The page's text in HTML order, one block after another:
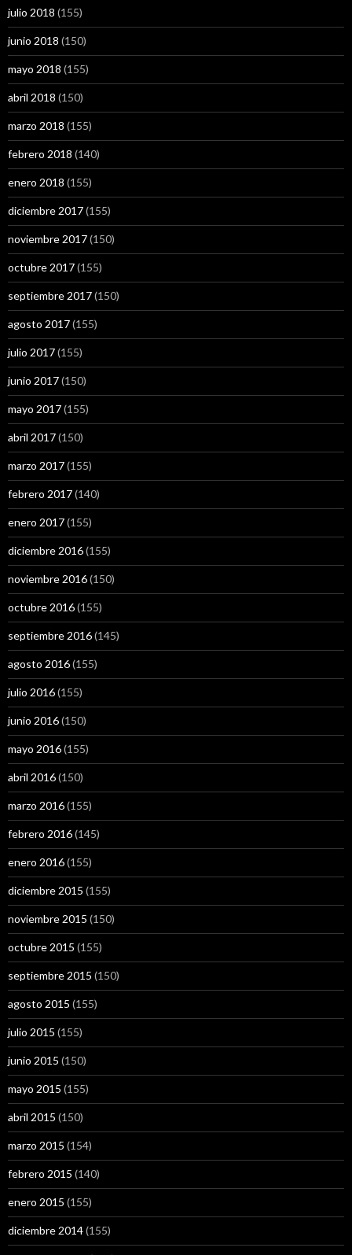
julio 2018 (155)
junio 2018 (150)
mayo 2018 (155)
abril 2018 (150)
marzo 2018 (155)
febrero 2018 (140)
enero 2018 (155)
diciembre 2017(155)
noviembre 2017(150)
octubre 2017(155)
septiembre 2017(150)
agosto 2017(155)
julio 2017(155)
junio 2017(150)
mayo 2017(155)
abril 2017(150)
marzo 2017(155)
febrero 2017(140)
enero 2017(155)
diciembre 2016(155)
noviembre 2016(150)
octubre 2016(155)
septiembre 2016(145)
agosto 2016(155)
julio 2016(155)
junio 2016(150)
mayo 2016(155)
abril 2016(150)
marzo 2016(155)
febrero 2016(145)
enero 2016(155)
diciembre 2015 (155)
noviembre 2015 (150)
octubre 2015 (155)
septiembre 2015 (150)
agosto 2015 (155)
julio 2015 (155)
junio 2015 (150)
mayo 2015 (155)
abril 2015 (150)
marzo 2015 (154)
febrero 2015 (140)
enero 2015 (155)
diciembre 2014(155)